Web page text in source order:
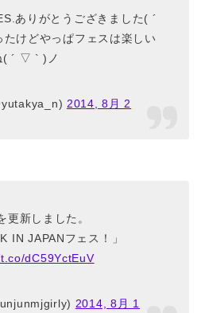
ありがとうござきました( ´
けどやっぱフェスは楽しい
( ´ ▽ ` )ノ
2014, 8月 2
更新しました。
IN JAPANフェス！」
dC59YctEuV
2014, 8月 1